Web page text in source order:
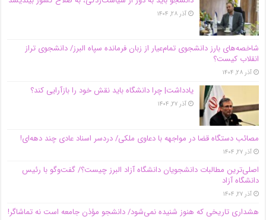
آذر ۲۸, ۱۴۰۴
شاخصه‌های بارز دانشجوی تمام‌عیار از زبان فرمانده سپاه البرز/ دانشجوی تراز
انقلاب کیست؟
آذر ۲۸, ۱۴۰۴
یادداشت| چرا دانشگاه باید نقش خود را بازآرایی کند؟
آذر ۲۷, ۱۴۰۴
مصائب دستگاه قضا در مواجهه با دعاوی ملکی/ دردسر اسناد عادی چند‌ دهه‌ای!
آذر ۲۷, ۱۴۰۴
اصلی‌ترین مطالبات دانشجویان دانشگاه آزاد البرز چیست؟/ گفت‌وگو با رئیس
دانشگاه آز‌اد
آذر ۲۷, ۱۴۰۴
هشداری تاریخی که هنوز شنیده نمی‌شود/ دانشجو مؤذن جامعه است نه تماشاگر!